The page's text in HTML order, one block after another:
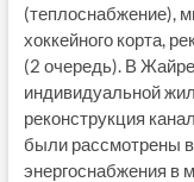
(теплоснабжение),
хоккейного корта,
(2 очередь). В
индивидуальной
реконструкция
были рассмотрены
энергоснабжения в